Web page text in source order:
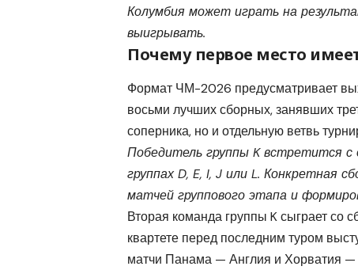
Колумбия может играть на
выигрывать.
Почему первое место
Формат ЧМ-2026 предусматривает
восьми лучших сборных, занявших
соперника, но и отдельную ветвь
Победитель группы K встретится
группах D, E, I, J или L. Конкретная
матчей группового этапа и
Вторая команда группы K сыграет со
квартете перед последним туром
матчи Панама — Англия и Хорватия —